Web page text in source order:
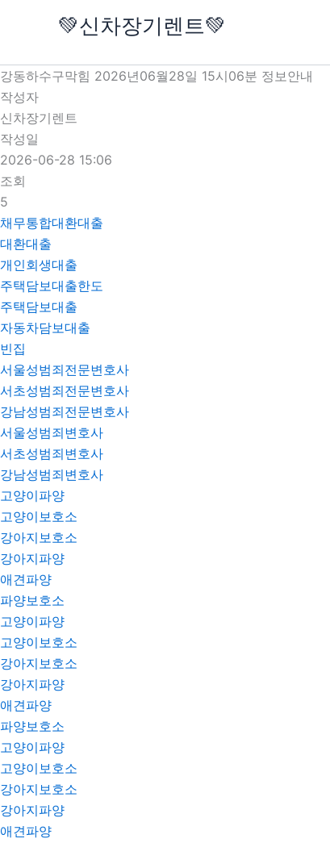
로
건
너
뛰
기
💚신차장기렌트💚
강동하수구막힘 2026년06월28일 15시06분 정보안내
작성자
신차장기렌트
작성일
2026-06-28 15:06
조회
5
채무통합대환대출
대환대출
개인회생대출
주택담보대출한도
주택담보대출
자동차담보대출
빈집
서울성범죄전문변호사
서초성범죄전문변호사
강남성범죄전문변호사
서울성범죄변호사
서초성범죄변호사
강남성범죄변호사
고양이파양
고양이보호소
강아지보호소
강아지파양
애견파양
파양보호소
고양이파양
고양이보호소
강아지보호소
강아지파양
애견파양
파양보호소
고양이파양
고양이보호소
강아지보호소
강아지파양
애견파양